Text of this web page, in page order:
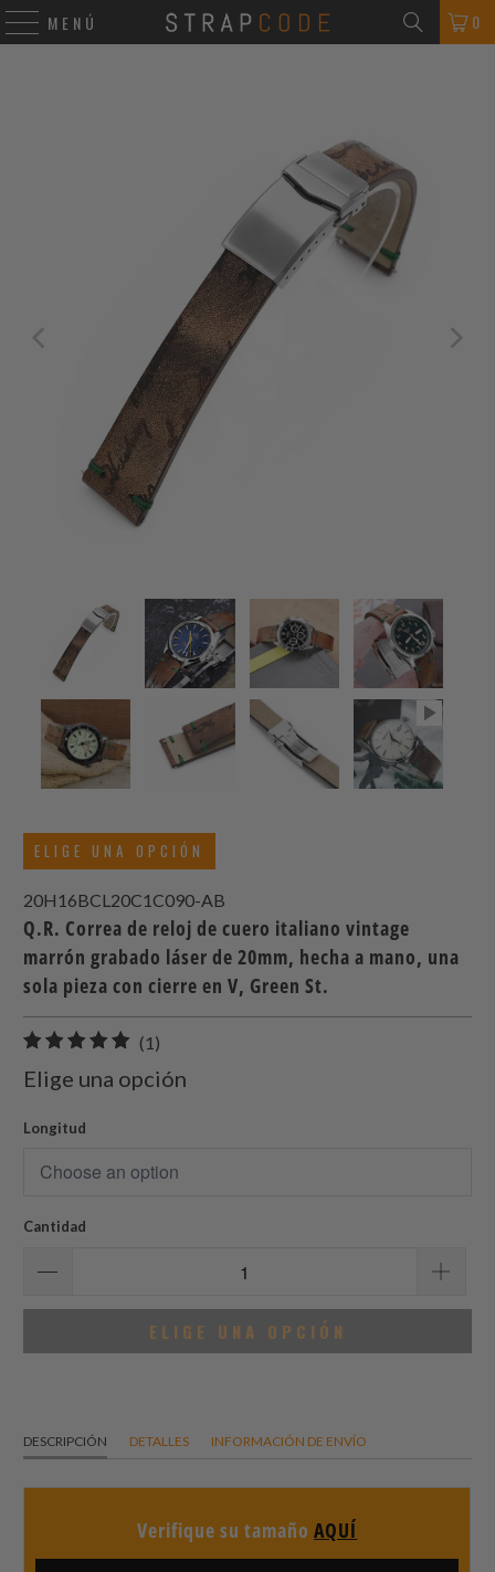
MENÚ 0
ELIGE UNA OPCIÓN
20H16BCL20C1C090-AB
Q.R. Correa de reloj de cuero italiano vintage
marrón grabado láser de 20mm, hecha a mano, una
sola pieza con cierre en V, Green St.
(1)
total
Elige una opción
Longitud
Cantidad
ELIGE UNA OPCIÓN
DESCRIPCIÓN DETALLES INFORMACIÓN DE ENVÍO
Verifique su tamaño AQUÍ